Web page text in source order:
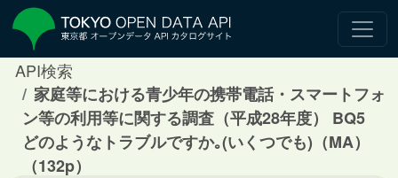
API検索
家庭等における青少年の携帯電話・スマートフォ
ン等の利用等に関する調査（平成28年度） BQ5
どのようなトラブルですか｡(いくつでも)（MA）
（132p）